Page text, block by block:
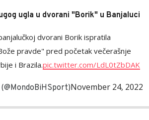
ugla u dvorani "Borik" u Banjaluci
dvorani Borik ispratila
pravde" pred početak večerašnje
i Brazila.pic.twitter.com/LdL0tZbDAK
November 24, 2022